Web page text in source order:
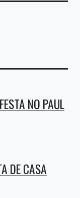
NO PAUL
DE CASA